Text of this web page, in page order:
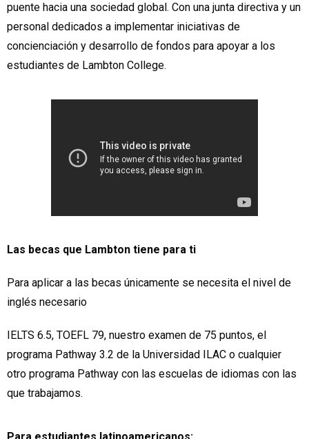
puente hacia una sociedad global. Con una junta directiva y un
personal dedicados a implementar iniciativas de
concienciación y desarrollo de fondos para apoyar a los
estudiantes de Lambton College.
Las becas que Lambton tiene para ti
Para aplicar a las becas únicamente se necesita el nivel de
inglés necesario
IELTS 6.5, TOEFL 79, nuestro examen de 75 puntos, el
programa Pathway 3.2 de la Universidad ILAC o cualquier
otro programa Pathway con las escuelas de idiomas con las
que trabajamos.
Para estudiantes latinoamericanos: